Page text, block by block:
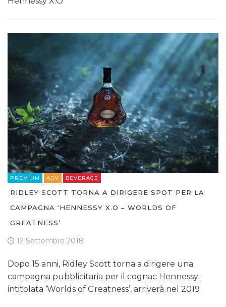
PREMIUM ADV BEVERAGE
RIDLEY SCOTT TORNA A DIRIGERE SPOT PER LA
CAMPAGNA ‘HENNESSY X.O – WORLDS OF
GREATNESS’
12 Settembre 2018
Dopo 15 anni, Ridley Scott torna a dirigere una
campagna pubblicitaria per il cognac Hennessy:
intitolata ‘Worlds of Greatness’, arriverà nel 2019